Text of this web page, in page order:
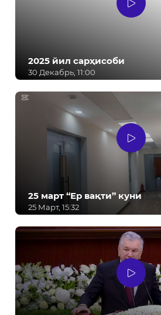
2025 йил сарҳисоби
30 Декабрь, 11:00
25 март “Ер вақти” куни
25 Март, 15:32